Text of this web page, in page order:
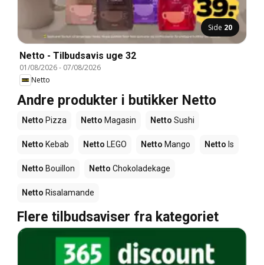
Side 20
Netto - Tilbudsavis uge 32
01/08/2026- 07/08/2026
Netto
Andre produkter i butikker Netto
Netto Pizza Netto Magasin Netto Sushi
Netto Kebab Netto LEGO Netto Mango Netto Is
Netto Bouillon Netto Chokoladekage
Netto Risalamande
Flere tilbudsaviser fra kategoriet